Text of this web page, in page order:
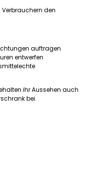
Verbrauchern den
auftragen
entwerfen
ihr Aussehen auch
bei.